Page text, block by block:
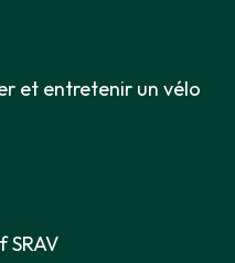
et entretenir un vélo